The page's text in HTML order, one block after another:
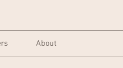
About